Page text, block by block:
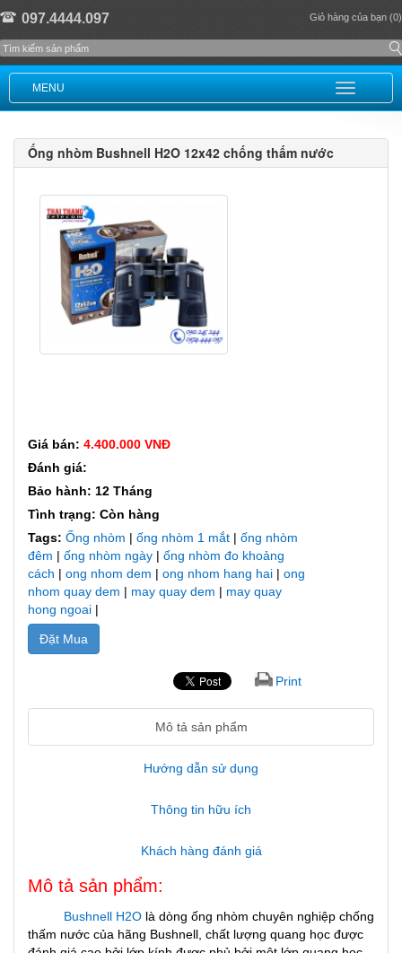
097.4444.097 Giỏ hàng của bạn (0)
MENU
Ống nhòm Bushnell H2O 12x42 chống thấm nước
Giá bán: 4.400.000 VNĐ
Đánh giá:
Bảo hành: 12 Tháng
Tình trạng: Còn hàng
Tags: Ống nhòm | ống nhòm 1 mắt | ống nhòm
đêm | ống nhòm ngày | ống nhòm đo khoảng
cách | ong nhom dem | ong nhom hang hai | ong
nhom quay dem | may quay dem | may quay
hong ngoai |
Đặt Mua
Print
Mô tả sản phẩm
Hướng dẫn sử dụng
Thông tin hữu ích
Khách hàng đánh giá
Mô tả sản phẩm:
Bushnell H2O là dòng ống nhòm chuyên nghiệp chống
thấm nước của hãng Bushnell, chất lượng quang học được